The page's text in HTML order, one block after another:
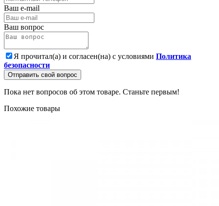
Ваш e-mail
Ваш вопрос
Я прочитал(а) и согласен(на) с условиями Политика
безопасности
Отправить свой вопрос
Пока нет вопросов об этом товаре. Станьте первым!
Похожие товары